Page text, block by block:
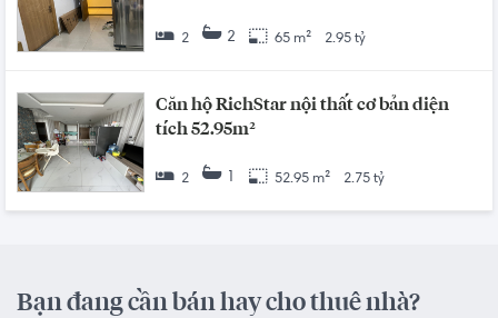
2 2 65 m² 2.95 tỷ
Căn hộ RichStar nội thất cơ bản diện
tích 52.95m²
2 1 52.95 m² 2.75 tỷ
Bạn đang cần bán hay cho thuê nhà?